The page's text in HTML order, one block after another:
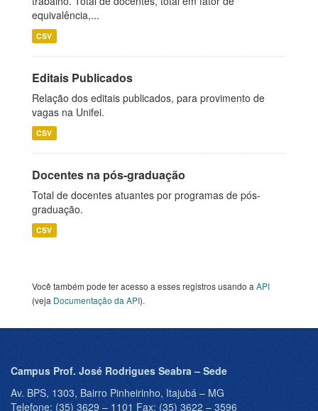
equivalência,...
CSV
Editais Publicados
Relação dos editais publicados, para provimento de
vagas na Unifei.
CSV
Docentes na pós-graduação
Total de docentes atuantes por programas de pós-
graduação.
CSV
Você também pode ter acesso a esses registros usando a API
(veja Documentação da API).
Campus Prof. José Rodrigues Seabra – Sede
Av. BPS, 1303, Bairro Pinheirinho, Itajubá – MG
Telefone: (35) 3629 – 1101 Fax: (35) 3622 – 3596